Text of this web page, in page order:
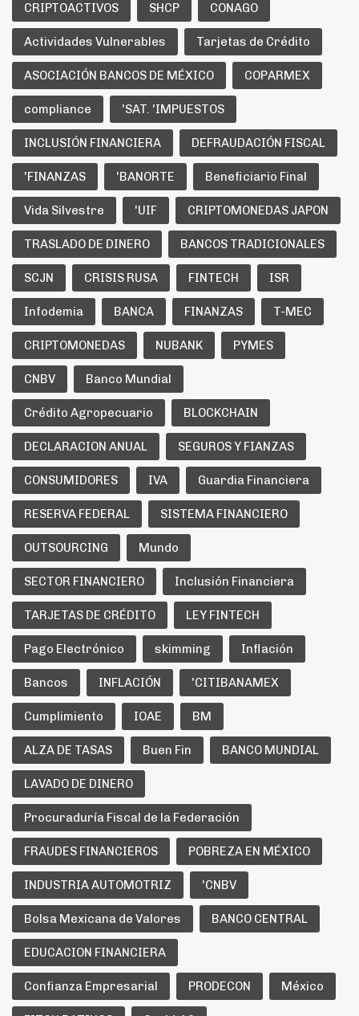
CRIPTOACTIVOS SHCP CONAGO
Actividades Vulnerables Tarjetas de Crédito
ASOCIACIÓN BANCOS DE MÉXICO COPARMEX
compliance 'SAT. 'IMPUESTOS
INCLUSIÓN FINANCIERA DEFRAUDACIÓN FISCAL
'FINANZAS 'BANORTE Beneficiario Final
Vida Silvestre 'UIF CRIPTOMONEDAS JAPON
TRASLADO DE DINERO BANCOS TRADICIONALES
SCJN CRISIS RUSA FINTECH ISR
Infodemia BANCA FINANZAS T-MEC
CRIPTOMONEDAS NUBANK PYMES
CNBV Banco Mundial
Crédito Agropecuario BLOCKCHAIN
DECLARACION ANUAL SEGUROS Y FIANZAS
CONSUMIDORES IVA Guardia Financiera
RESERVA FEDERAL SISTEMA FINANCIERO
OUTSOURCING Mundo
SECTOR FINANCIERO Inclusión Financiera
TARJETAS DE CRÉDITO LEY FINTECH
Pago Electrónico skimming Inflación
Bancos INFLACIÓN 'CITIBANAMEX
Cumplimiento IOAE BM
ALZA DE TASAS Buen Fin BANCO MUNDIAL
LAVADO DE DINERO
Procuraduría Fiscal de la Federación
FRAUDES FINANCIEROS POBREZA EN MÉXICO
INDUSTRIA AUTOMOTRIZ 'CNBV
Bolsa Mexicana de Valores BANCO CENTRAL
EDUCACION FINANCIERA
Confianza Empresarial PRODECON México